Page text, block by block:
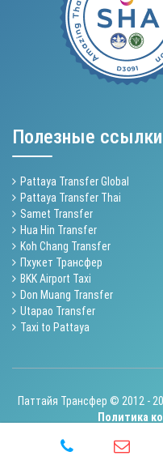
Полезные ссылки
Pattaya Transfer Global
Pattaya Transfer Thai
Samet Transfer
Hua Hin Transfer
Koh Chang Transfer
Пхукет Трансфер
BKK Airport Taxi
Don Muang Transfer
Utapao Transfer
Taxi to Pattaya
Паттайя Трансфер © 2012 -
Политика